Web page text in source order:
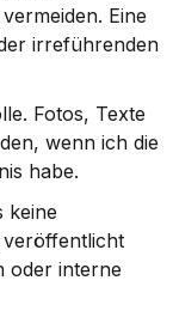
Eine
irreführenden
Fotos, Texte
wenn ich die
habe.
oder interne